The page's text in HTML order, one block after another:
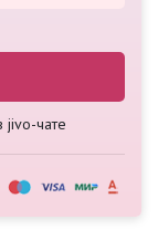
jivo-чате